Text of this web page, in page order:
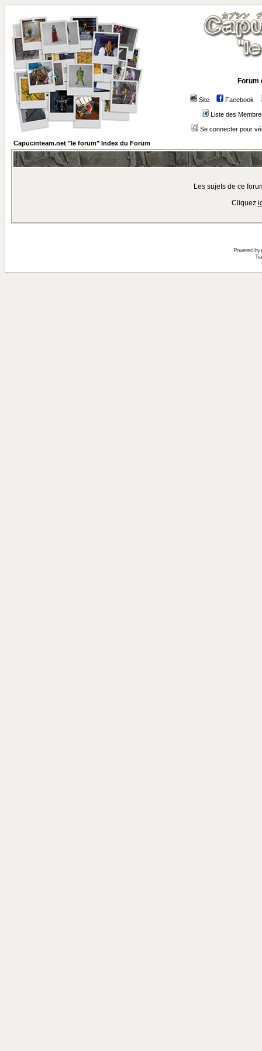
Forum
Site Facebook
Liste des
Se connecter pour
Capucinteam.net "le forum" Index du Forum
Les sujets de ce
Cliquez
Powered by